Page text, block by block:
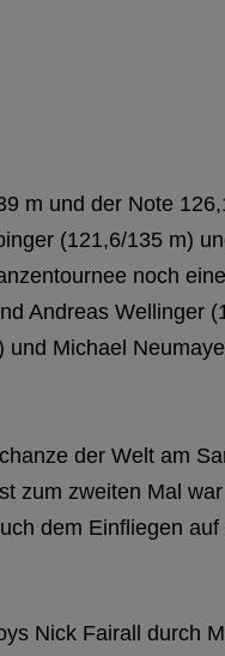
m und der Note
(121,6/135 m)
noch
Andreas Wellinger
Michael
der Welt am
zum zweiten Mal
dem Einfliegen
Nick Fairall durch